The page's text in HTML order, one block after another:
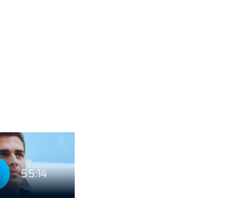
55:14